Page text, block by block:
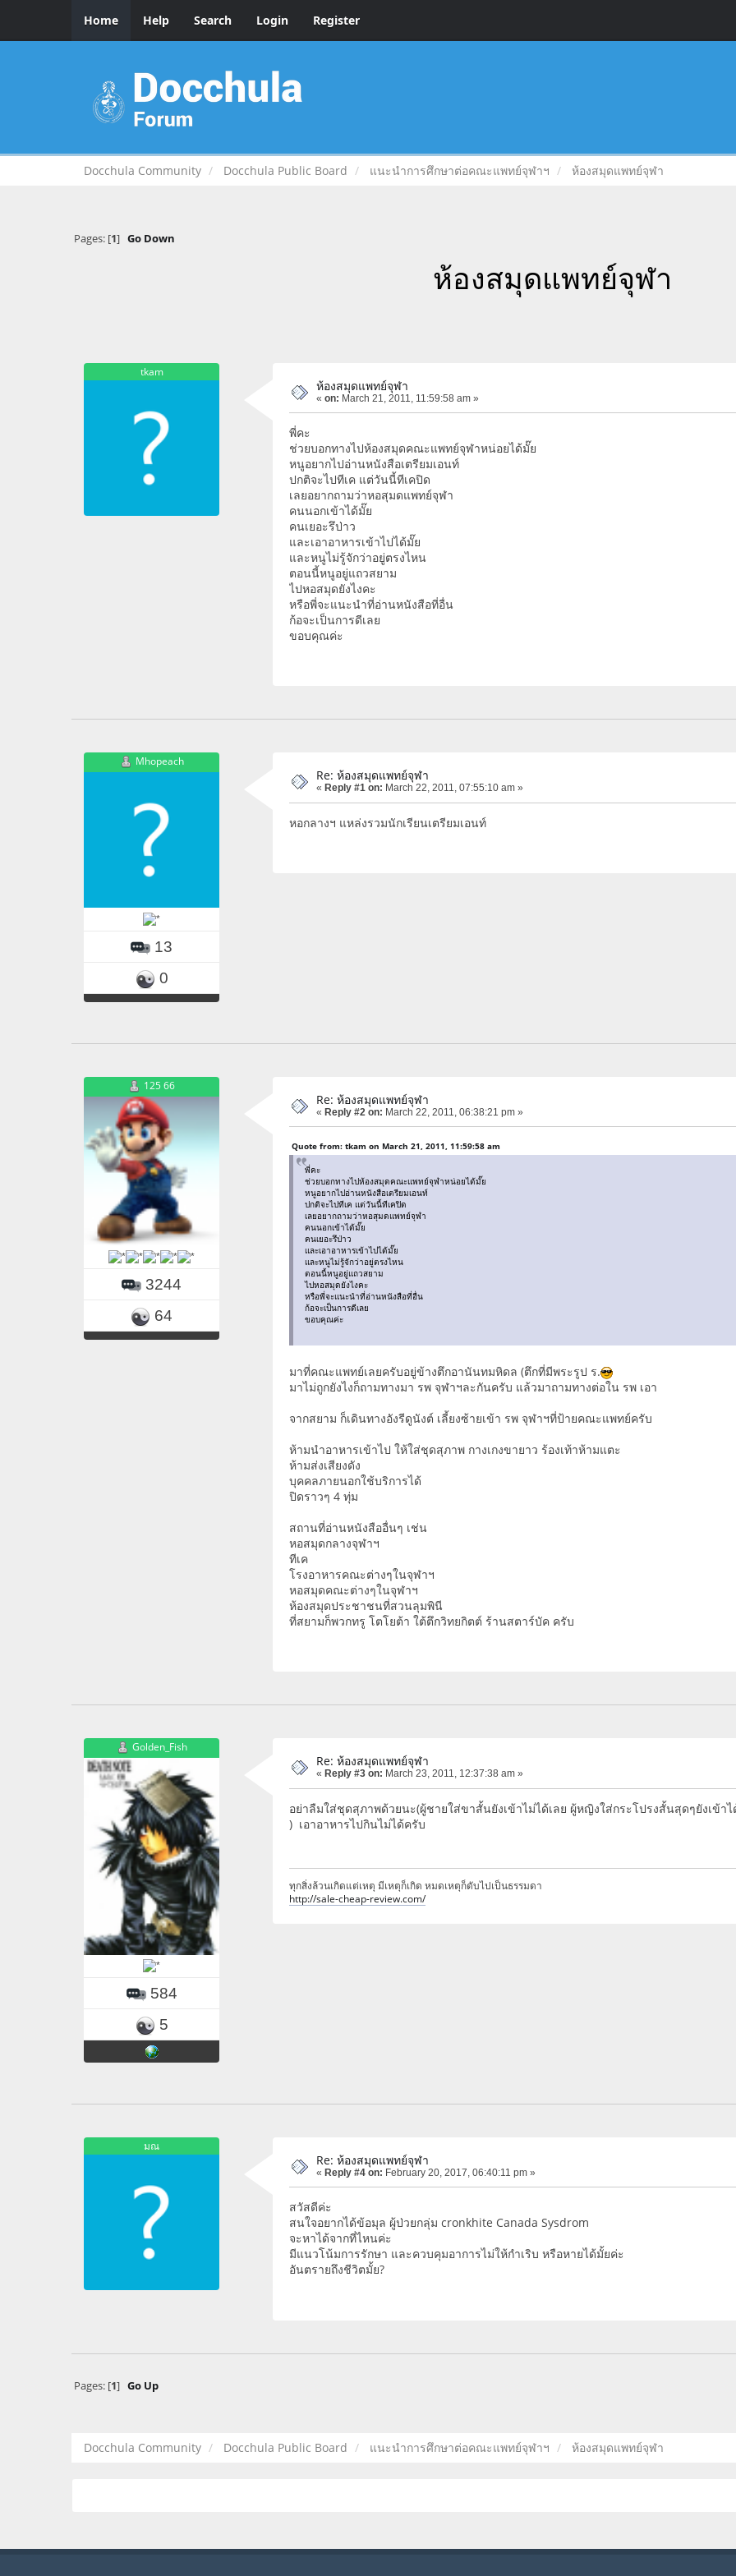
Home Help Search Login Register
Docchula Community Docchula Public Board แนะนำการศึกษาต่อคณะแพทย์จุฬาฯ ห้องสมุดแพทย์จุฬา
Pages: [1] Go Down
ห้องสมุดแพทย์จุฬา
tkam
ห้องสมุดแพทย์จุฬา
« on: March 21, 2011, 11:59:58 am »
พี่คะ
ช่วยบอกทางไปห้องสมุดคณะแพทย์จุฬาหน่อยได้มั๊ย
หนูอยากไปอ่านหนังสือเตรียมเอนท์
ปกติจะไปทีเค แต่วันนี้ทีเคปิด
เลยอยากถามว่าหอสุมดแพทย์จุฬา
คนนอกเข้าได้มั๊ย
คนเยอะรึป่าว
และเอาอาหารเข้าไปได้มั๊ย
และหนูไม่รู้จักว่าอยู่ตรงไหน
ตอนนี้หนูอยู่แถวสยาม
ไปหอสมุดยังไงคะ
หรือพี่จะแนะนำที่อ่านหนังสือที่อื่น
ก้อจะเป็นการดีเลย
ขอบคุณค่ะ
Mhopeach
13
0
Re: ห้องสมุดแพทย์จุฬา
« Reply #1 on: March 22, 2011, 07:55:10 am »
หอกลางฯ แหล่งรวมนักเรียนเตรียมเอนท์
125 66
3244
64
Re: ห้องสมุดแพทย์จุฬา
« Reply #2 on: March 22, 2011, 06:38:21 pm »
Quote from: tkam on March 21, 2011, 11:59:58 am
พี่คะ
ช่วยบอกทางไปห้องสมุดคณะแพทย์จุฬาหน่อยได้มั๊ย
หนูอยากไปอ่านหนังสือเตรียมเอนท์
ปกติจะไปทีเค แต่วันนี้ทีเคปิด
เลยอยากถามว่าหอสุมดแพทย์จุฬา
คนนอกเข้าได้มั๊ย
คนเยอะรึป่าว
และเอาอาหารเข้าไปได้มั๊ย
และหนูไม่รู้จักว่าอยู่ตรงไหน
ตอนนี้หนูอยู่แถวสยาม
ไปหอสมุดยังไงคะ
หรือพี่จะแนะนำที่อ่านหนังสือที่อื่น
ก้อจะเป็นการดีเลย
ขอบคุณค่ะ
มาที่คณะแพทย์เลยครับอยู่ข้างตึกอานันทมหิดล (ตึกที่มีพระรูป ร.
มาไม่ถูกยังไงก็ถามทางมา รพ จุฬาฯละกันครับ แล้วมาถามทางต่อใน รพ เอา
จากสยาม ก็เดินทางอังรีดูนังต์ เลี้ยงซ้ายเข้า รพ จุฬาฯที่ป้ายคณะแพทย์ครับ
ห้ามนำอาหารเข้าไป ให้ใส่ชุดสุภาพ กางเกงขายาว ร้องเท้าห้ามแตะ
ห้ามส่งเสียงดัง
บุคคลภายนอกใช้บริการได้
ปิดราวๆ 4 ทุ่ม
สถานที่อ่านหนังสืออื่นๆ เช่น
หอสมุดกลางจุฬาฯ
ทีเค
โรงอาหารคณะต่างๆในจุฬาฯ
หอสมุดคณะต่างๆในจุฬาฯ
ห้องสมุดประชาชนที่สวนลุมพินี
ที่สยามก็พวกทรู โตโยต้า ใต้ตึกวิทยกิตต์ ร้านสตาร์บัค ครับ
Golden_Fish
584
5
Re: ห้องสมุดแพทย์จุฬา
« Reply #3 on: March 23, 2011, 12:37:38 am »
อย่าลืมใส่ชุดสุภาพด้วยนะ(ผู้ชายใส่ขาสั้นยังเข้าไม่ได้เลย ผู้หญิงใส่กระโปรงสั้นสุดๆยังเข้าไ
) เอาอาหารไปกินไม่ได้ครับ
ทุกสิ่งล้วนเกิดแต่เหตุ มีเหตุก็เกิด หมดเหตุก็ดับไปเป็นธรรมดา
http://sale-cheap-review.com/
มณ
Re: ห้องสมุดแพทย์จุฬา
« Reply #4 on: February 20, 2017, 06:40:11 pm »
สวัสดีค่ะ
สนใจอยากได้ข้อมุล ผู้ป่วยกลุ่ม cronkhite Canada Sysdrom
จะหาได้จากที่ไหนค่ะ
มีแนวโน้มการรักษา และควบคุมอาการไม่ให้กำเริบ หรือหายได้มั้ยค่ะ
อันตรายถึงชีวิตมั้ย?
Pages: [1] Go Up
Docchula Community Docchula Public Board แนะนำการศึกษาต่อคณะแพทย์จุฬาฯ ห้องสมุดแพทย์จุฬา